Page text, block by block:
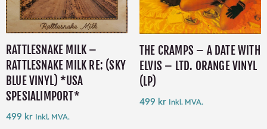
RATTLESNAKE MILK –
RATTLESNAKE MILK RE: (SKY
BLUE VINYL) *USA
SPESIALIMPORT*
499 kr Inkl. MVA.
THE CRAMPS – A DATE WITH
ELVIS – LTD. ORANGE VINYL
(LP)
499 kr Inkl. MVA.